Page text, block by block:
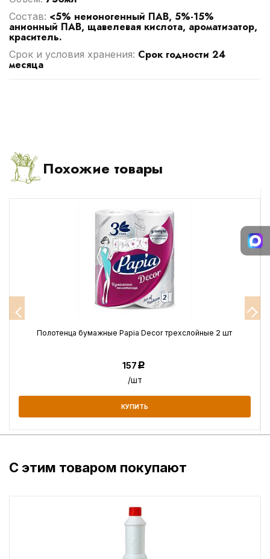
Cостав: <5% неионогенный ПАВ, 5%-15%
анионный ПАВ, щавелевая кислота, ароматизатор,
краситель.
Срок и условия хранения: Срок годности 24
месяца
Похожие товары
Полотенца бумажные Papia Decor трехслойные 2 шт
157Р
/шт
КУПИТЬ
С этим товаром покупают